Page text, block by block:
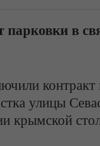
в
контракт
улицы
крымской